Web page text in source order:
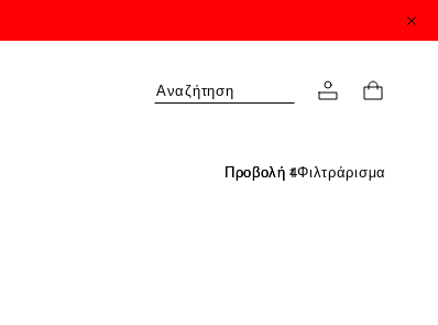
Αναζήτηση
Φιλτράρισμα